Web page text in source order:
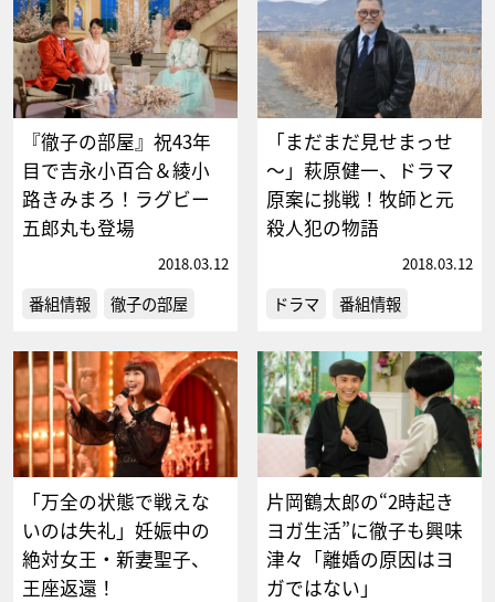
『徹子の部屋』祝43年
目で吉永小百合＆綾小
路きみまろ！ラグビー
五郎丸も登場
2018.03.12
番組情報 徹子の部屋
「まだまだ見せまっせ
～」萩原健一、ドラマ
原案に挑戦！牧師と元
殺人犯の物語
2018.03.12
ドラマ 番組情報
「万全の状態で戦えな
いのは失礼」妊娠中の
絶対女王・新妻聖子、
王座返還！
片岡鶴太郎の“2時起き
ヨガ生活”に徹子も興味
津々「離婚の原因はヨ
ガではない」